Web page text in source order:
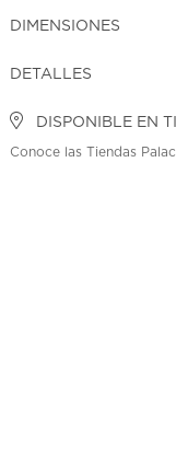
DIMENSIONES
DETALLES
DISPONIBLE EN
Conoce las Tiendas